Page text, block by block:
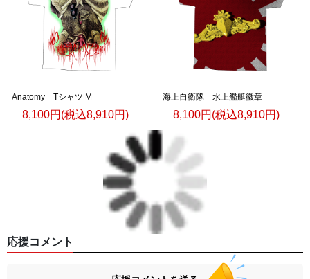
Anatomy Tシャツ M
8,100円(税込8,910円)
海上自衛隊 水上艦艇徽章
8,100円(税込8,910円)
応援コメント